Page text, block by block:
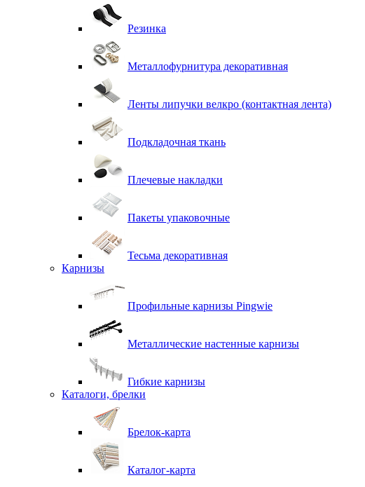
Резинка
Металлофурнитура декоративная
Ленты липучки велкро (контактная лента)
Подкладочная ткань
Плечевые накладки
Пакеты упаковочные
Тесьма декоративная
Карнизы
Профильные карнизы Pingwie
Металлические настенные карнизы
Гибкие карнизы
Каталоги, брелки
Брелок-карта
Каталог-карта